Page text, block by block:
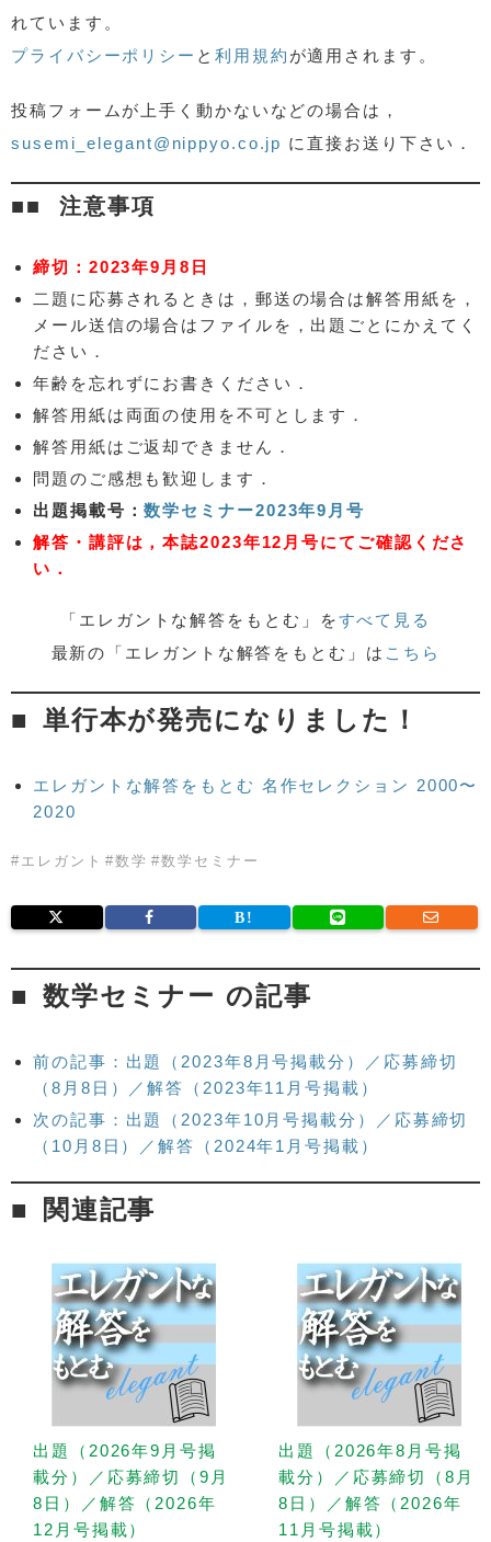
れています。
プライバシーポリシー と 利用規約 が適用されます。
投稿フォームが上手く動かないなどの場合は，
susemi_elegant@nippyo.co.jp に直接お送り下さい．
注意事項
締切：2023年9月8日
二題に応募されるときは，郵送の場合は解答用紙を，
メール送信の場合はファイルを，出題ごとにかえてく
ださい．
年齢を忘れずにお書きください．
解答用紙は両面の使用を不可とします．
解答用紙はご返却できません．
問題のご感想も歓迎します．
出題掲載号：数学セミナー2023年9月号
解答・講評は，本誌2023年12月号にてご確認くださ
い．
「エレガントな解答をもとむ」をすべて見る
最新の「エレガントな解答をもとむ」は こちら
単行本が発売になりました！
エレガントな解答をもとむ 名作セレクション 2000〜
2020
# エレガント #数学 #数学セミナー
数学セミナー の記事
前の記事：出題（2023年8月号掲載分）／応募締切
（8月8日）／解答（2023年11月号掲載）
次の記事：出題（2023年10月号掲載分）／応募締切
（10月8日）／解答（2024年1月号掲載）
関連記事
出題（2026年9月号掲
載分）／応募締切（9月
8日）／解答（2026年
12月号掲載）
出題（2026年8月号掲
載分）／応募締切（8月
8日）／解答（2026年
11月号掲載）